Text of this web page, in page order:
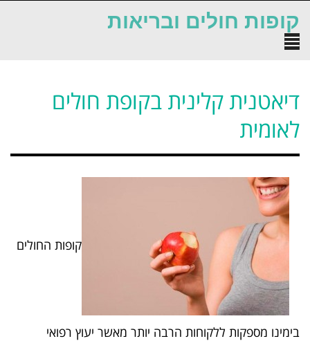
קופות חולים ובריאות
תפריט
דיאטנית קלינית בקופת חולים
לאומית
קופות החולים
בימינו מספקות ללקוחות הרבה יותר מאשר יעוץ רפואי